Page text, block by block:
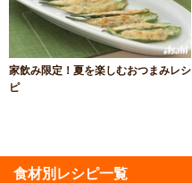
家飲み限定！夏を楽しむおつまみレシ
ピ
食材別レシピ一覧